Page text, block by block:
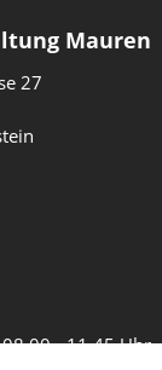
Mauren
27
08.00 - 11.45 Uhr